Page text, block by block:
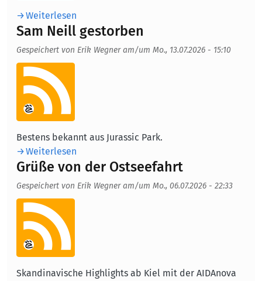
Weiterlesen
Sam Neill gestorben
Gespeichert von Erik Wegneram/um Mo., 13.07.2026 - 15:10
Aufmacherbild
Bestens bekannt aus Jurassic Park.
Weiterlesen
Grüße von der Ostseefahrt
Gespeichert von Erik Wegneram/um Mo., 06.07.2026 - 22:33
Aufmacherbild
Skandinavische Highlights ab Kiel mit der AIDAnova